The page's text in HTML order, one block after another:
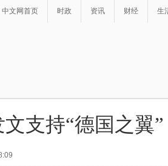
中文网首页 时政 资讯 财经 生
支持“德国之翼